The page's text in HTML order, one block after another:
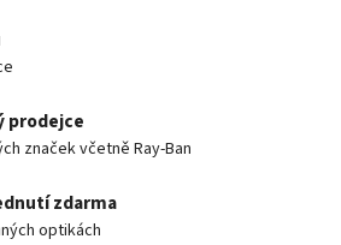
prodejce
značek včetně Ray-Ban
zdarma
optikách